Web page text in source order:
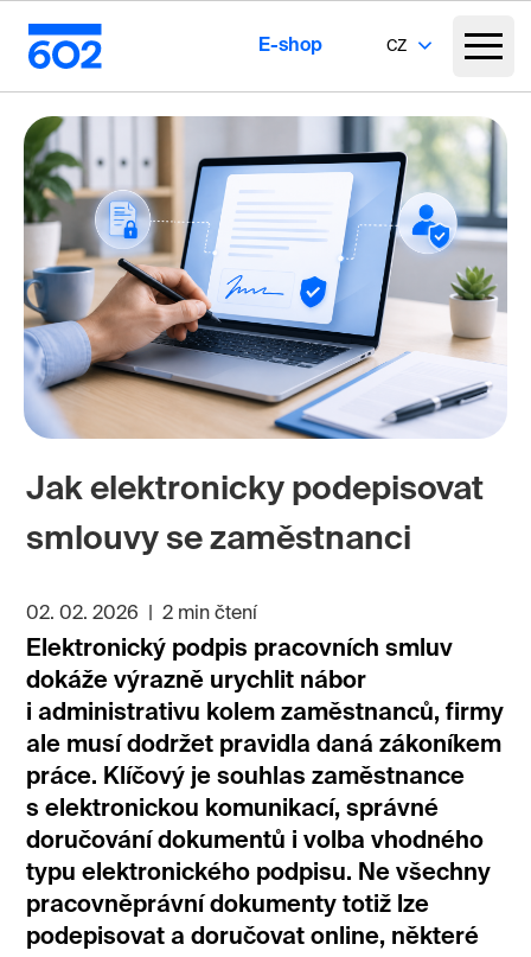
E-shop CZ
Jak elektronicky podepisovat
smlouvy se zaměstnanci
02. 02. 2026 2 min čtení
Elektronický podpis pracovních smluv
dokáže výrazně urychlit nábor
i administrativu kolem zaměstnanců, firmy
ale musí dodržet pravidla daná zákoníkem
práce. Klíčový je souhlas zaměstnance
s elektronickou komunikací, správné
doručování dokumentů i volba vhodného
typu elektronického podpisu. Ne všechny
pracovněprávní dokumenty totiž lze
podepisovat a doručovat online, některé